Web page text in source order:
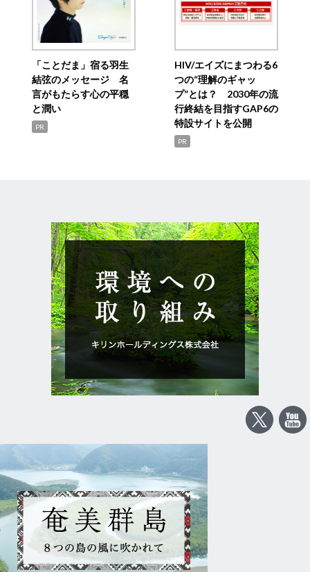
「ことだま」宿る羽生
結弦のメッセージ 名
言がもたらす心の平穏
と潤い
PR
HIV/エイズにまつわる6
つの“理解のギャッ
プ”とは？ 2030年の流
行終結を目指すGAP6の
特設サイトを公開
PR